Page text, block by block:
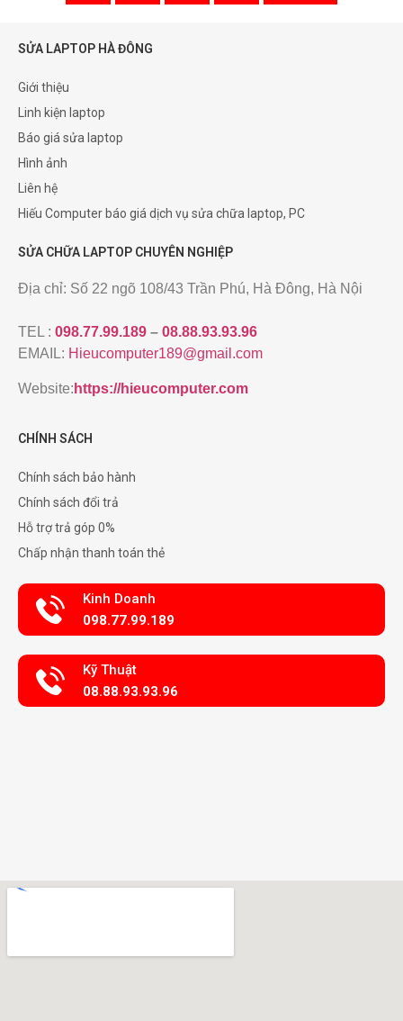
SỬA LAPTOP HÀ ĐÔNG
Giới thiệu
Linh kiện laptop
Báo giá sửa laptop
Hình ảnh
Liên hệ
Hiếu Computer báo giá dịch vụ sửa chữa laptop, PC
SỬA CHỮA LAPTOP CHUYÊN NGHIỆP
Địa chỉ: Số 22 ngõ 108/43 Trần Phú, Hà Đông, Hà Nội
TEL : 098.77.99.189 – 08.88.93.93.96
EMAIL: Hieucomputer189@gmail.com
Website: https://hieucomputer.com
CHÍNH SÁCH
Chính sách bảo hành
Chính sách đổi trả
Hỗ trợ trả góp 0%
Chấp nhận thanh toán thẻ
Kinh Doanh
098.77.99.189
Kỹ Thuật
08.88.93.93.96